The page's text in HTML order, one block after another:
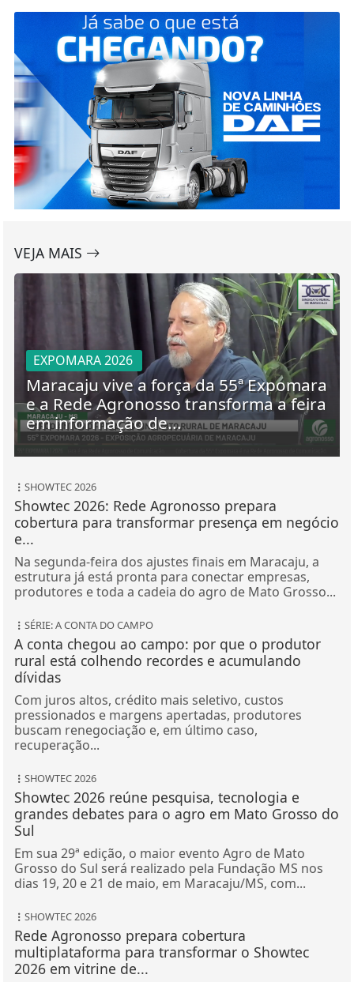
VEJA MAIS
EXPOMARA 2026
Maracaju vive a força da 55ª Expomara
e a Rede Agronosso transforma a feira
em informação de...
SHOWTEC 2026
Showtec 2026: Rede Agronosso prepara
cobertura para transformar presença em negócio
e...
Na segunda-feira dos ajustes finais em Maracaju, a
estrutura já está pronta para conectar empresas,
produtores e toda a cadeia do agro de Mato Grosso...
SÉRIE: A CONTA DO CAMPO
A conta chegou ao campo: por que o produtor
rural está colhendo recordes e acumulando
dívidas
Com juros altos, crédito mais seletivo, custos
pressionados e margens apertadas, produtores
buscam renegociação e, em último caso,
recuperação...
SHOWTEC 2026
Showtec 2026 reúne pesquisa, tecnologia e
grandes debates para o agro em Mato Grosso do
Sul
Em sua 29ª edição, o maior evento Agro de Mato
Grosso do Sul será realizado pela Fundação MS nos
dias 19, 20 e 21 de maio, em Maracaju/MS, com...
SHOWTEC 2026
Rede Agronosso prepara cobertura
multiplataforma para transformar o Showtec
2026 em vitrine de...